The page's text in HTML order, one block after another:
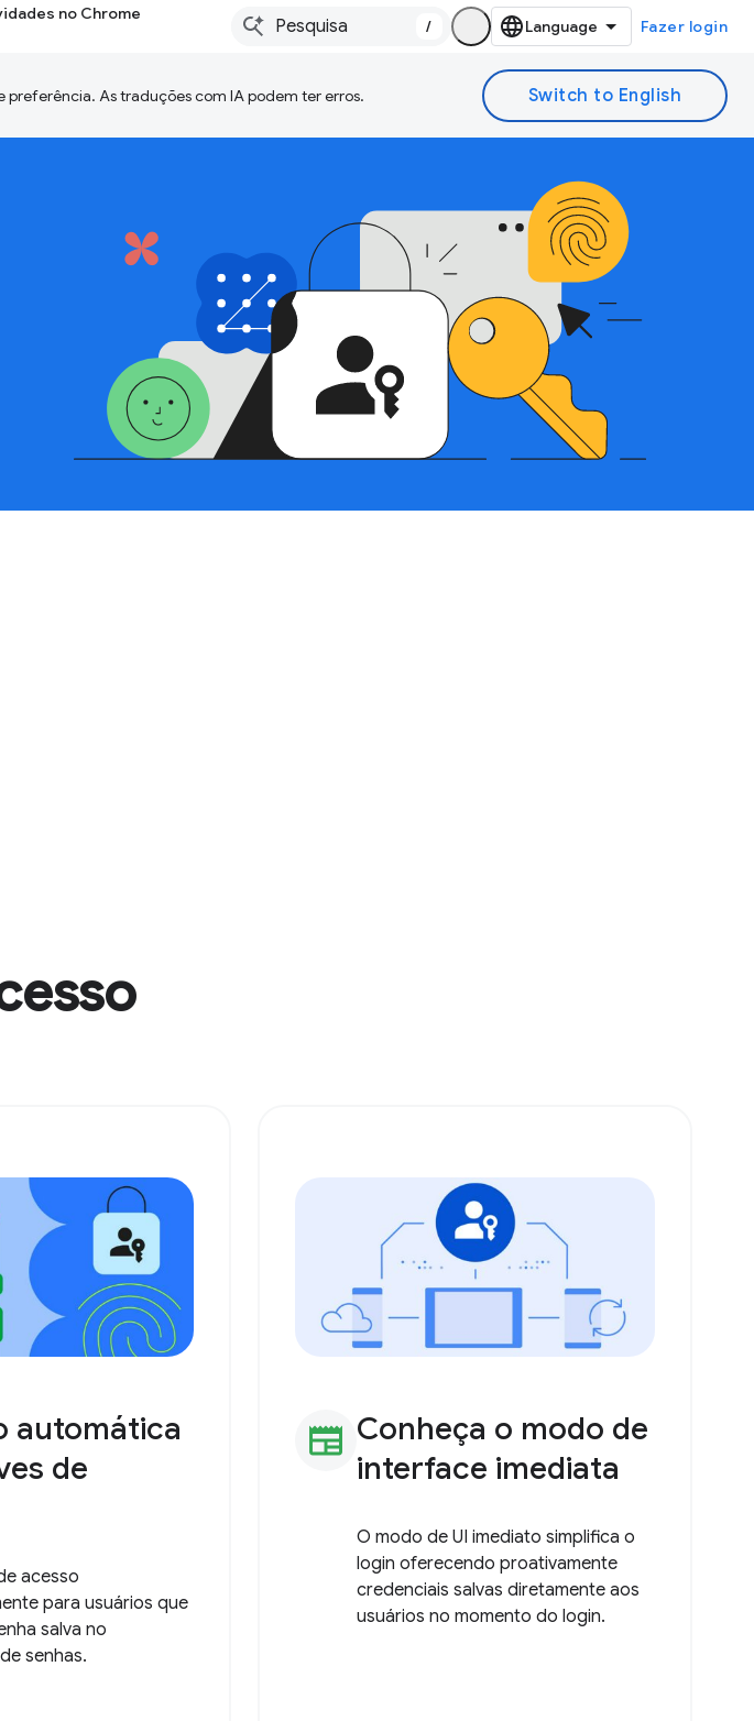
no Chrome
/ Fazer login
As traduções com IA podem ter erros.
automática
de
acesso
para usuários que
salva no
senhas.
newspaper Conheça o modo de
interface imediata
O modo de UI imediato simplifica o
login oferecendo proativamente
credenciais salvas diretamente aos
usuários no momento do login.